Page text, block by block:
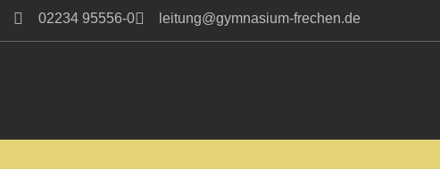
02234 95556-0 leitung@gymnasium-frechen.de